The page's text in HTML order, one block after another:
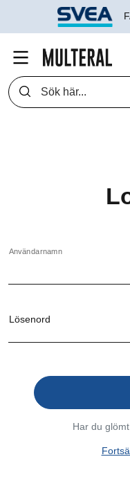
Användarnamn
Lösenord
Har du